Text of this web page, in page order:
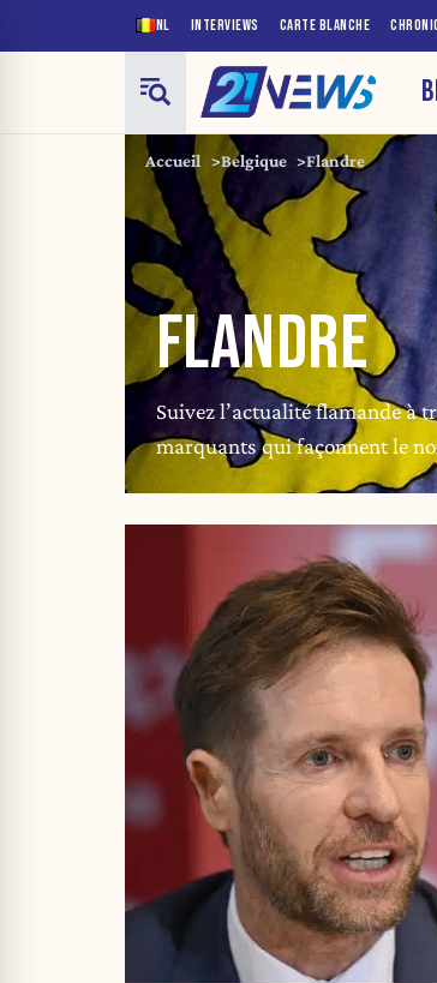
NL INTERVIEWS CARTE BLANCHE
Accueil Belgique Flandre
FLANDRE
Suivez l’actualité flamande à
marquants qui façonnent le